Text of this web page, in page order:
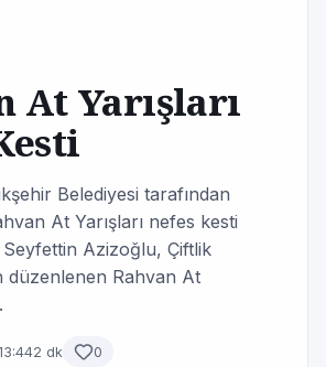
At Yarışları
Belediyesi tarafından
At Yarışları nefes kesti
Azizoğlu, Çiftlik
düzenlenen Rahvan At
2 dk 0